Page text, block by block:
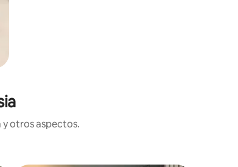
y otros aspectos.